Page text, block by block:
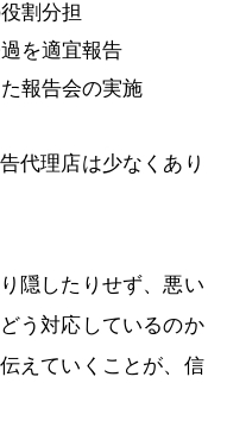
割分担
を適宜報告
報告会の実施
代理店は少なくあり
隠したりせず、悪い
う対応しているのか
えていくことが、信